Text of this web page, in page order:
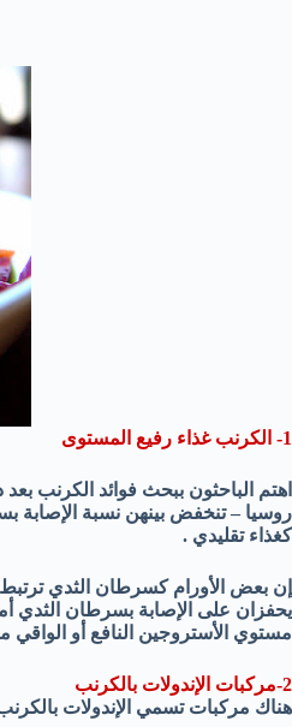
1- الكرنب غذاء رفيع المستوى
اهتم الباحثون ببحث فوائد الكرنب
روسيا – تنخفض بينهن نسبة الإصابة
كغذاء تقليدي .
إن بعض الأورام كسرطان الثدي ترتبط
يحفزان على الإصابة بسرطان الثدي
مستوي الأستروجين النافع أو
2-مركبات الإندولات بالكرنب
هناك مركبات تسمي الإندولات